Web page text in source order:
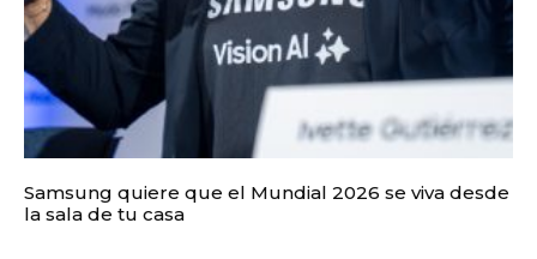
Samsung quiere que el Mundial 2026 se viva desde
la sala de tu casa